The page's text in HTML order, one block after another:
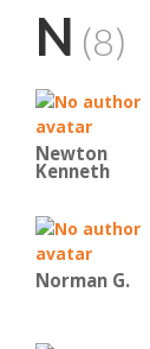
N (8)
Newton
Kenneth
Norman G.